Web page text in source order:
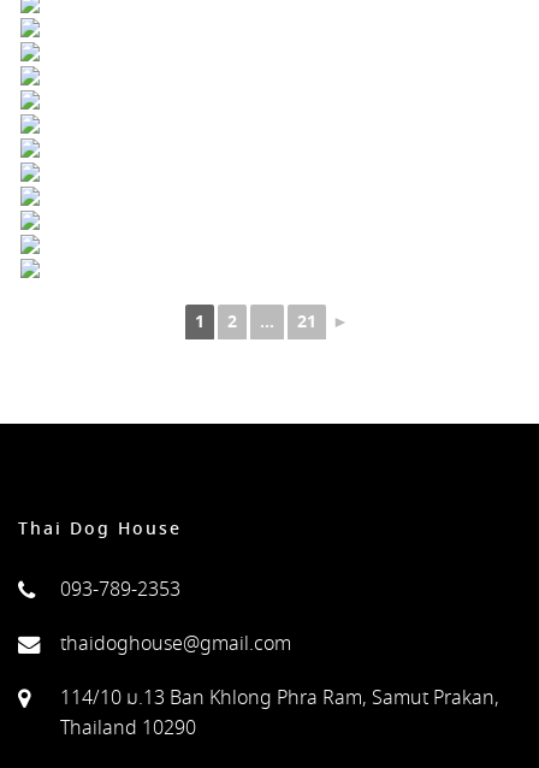
1 2 ... 21 ►
Thai Dog House
093-789-2353
thaidoghouse@gmail.com
114/10 ม.13 Ban Khlong Phra Ram, Samut Prakan,
Thailand 10290